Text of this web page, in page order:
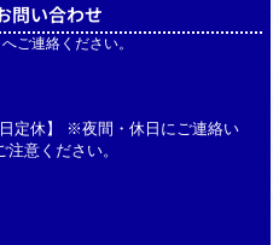
問い合わせ
ご連絡ください。
定休】 ※夜間・休日にご連絡い
意ください。